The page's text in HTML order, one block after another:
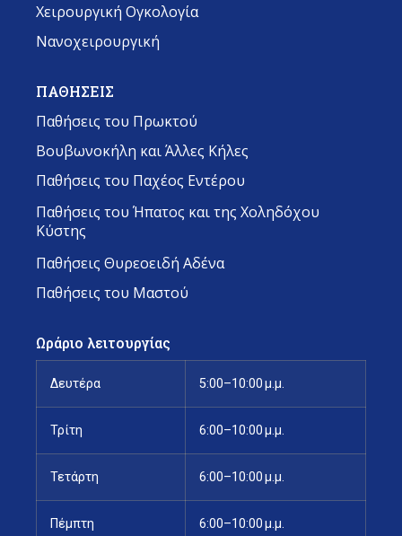
Χειρουργική Ογκολογία
Νανοχειρουργική
ΠΑΘΗΣΕΙΣ
Παθήσεις του Πρωκτού
Βουβωνοκήλη και Άλλες Κήλες
Παθήσεις του Παχέος Εντέρου
Παθήσεις του Ήπατος και της Χοληδόχου
Κύστης
Παθήσεις Θυρεοειδή Αδένα
Παθήσεις του Μαστού
Ωράριο λειτουργίας
Δευτέρα 5:00–10:00 μ.μ.
Τρίτη 6:00–10:00 μ.μ.
Τετάρτη 6:00–10:00 μ.μ.
Πέμπτη 6:00–10:00 μ.μ.